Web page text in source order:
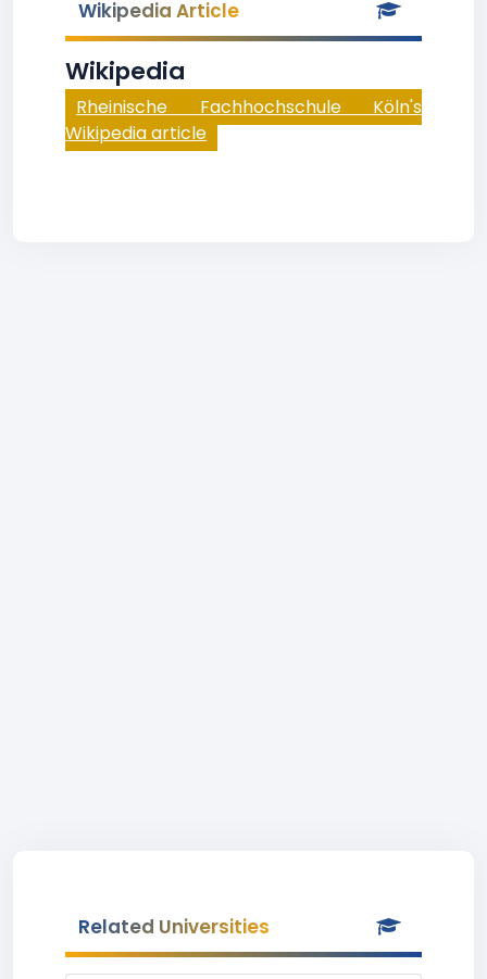
Wikipedia Article
Wikipedia
Rheinische Fachhochschule Köln's
Wikipedia article
Related Universities